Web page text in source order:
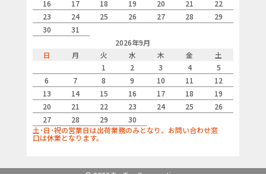
16
17 18 19 20 21
22
23
24 25 26 27 28
29
30
31
2026年9月
日
月 火 水 木 金
土
1
2 3 4
5
6
7 8 9 10 11
12
13
14 15 16 17 18
19
20
21 22 23 24 25
26
27
28 29
30
土･日･祝の営業日は出荷業務のみとなり、お問い合わせ窓
口は休業となります。